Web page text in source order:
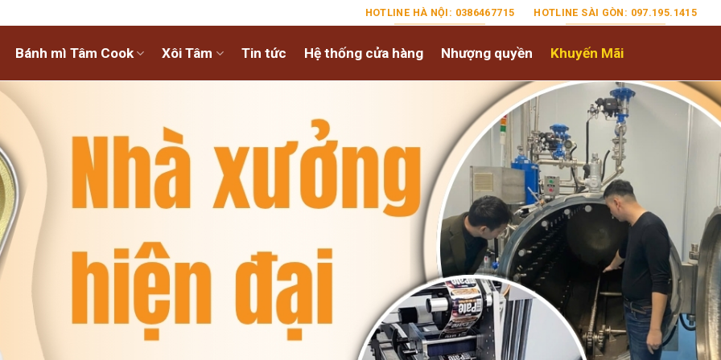
HOTLINE HÀ NỘI: 0386467715 HOTLINE SÀI GÒN: 097.195.1415
Bánh mì Tâm Cook Xôi Tâm Tin tức Hệ thống cửa hàng Nhượng quyền Khuyến Mãi